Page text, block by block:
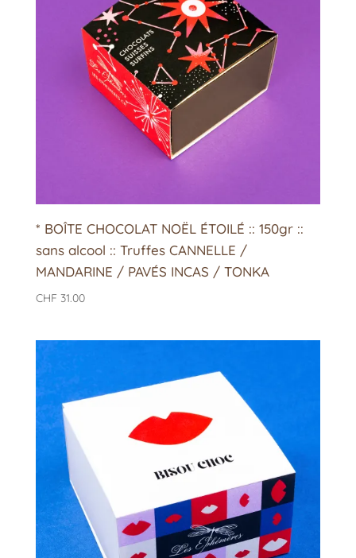
* BOÎTE CHOCOLAT NOËL ÉTOILÉ :: 150gr ::
sans alcool :: Truffes CANNELLE /
MANDARINE / PAVÉS INCAS / TONKA
CHF 31.00